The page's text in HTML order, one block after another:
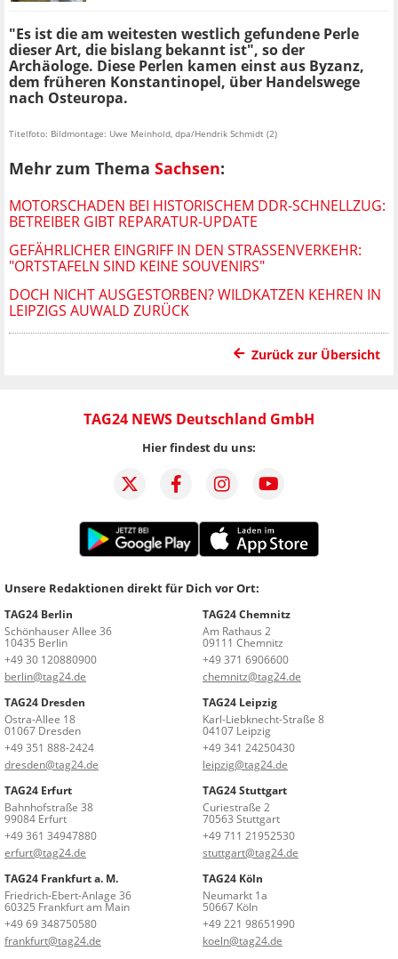
"Es ist die am weitesten westlich gefundene Perle
dieser Art, die bislang bekannt ist", so der
Archäologe. Diese Perlen kamen einst aus Byzanz,
dem früheren Konstantinopel, über Handelswege
nach Osteuropa.
Titelfoto: Bildmontage: Uwe Meinhold, dpa/Hendrik Schmidt (2)
Mehr zum Thema Sachsen:
MOTORSCHADEN BEI HISTORISCHEM DDR-SCHNELLZUG:
BETREIBER GIBT REPARATUR-UPDATE
GEFÄHRLICHER EINGRIFF IN DEN STRASSENVERKEHR: "
ORTSTAFELN SIND KEINE SOUVENIRS"
DOCH NICHT AUSGESTORBEN? WILDKATZEN KEHREN IN
LEIPZIGS AUWALD ZURÜCK
Zurück zur Übersicht
TAG24 NEWS Deutschland GmbH
Hier findest du uns:
Unsere Redaktionen direkt für Dich vor Ort:
TAG24 Berlin
Schönhauser Allee 36
10435 Berlin
+49 30 120880900
berlin@tag24.de
TAG24 Chemnitz
Am Rathaus 2
09111 Chemnitz
+49 371 6906600
chemnitz@tag24.de
TAG24 Dresden
Ostra-Allee 18
01067 Dresden
+49 351 888-2424
dresden@tag24.de
TAG24 Leipzig
Karl-Liebknecht-Straße 8
04107 Leipzig
+49 341 24250430
leipzig@tag24.de
TAG24 Erfurt
Bahnhofstraße 38
99084 Erfurt
+49 361 34947880
erfurt@tag24.de
TAG24 Stuttgart
Curiestraße 2
70563 Stuttgart
+49 711 21952530
stuttgart@tag24.de
TAG24 Frankfurt a. M.
Friedrich-Ebert-Anlage 36
60325 Frankfurt am Main
+49 69 348750580
frankfurt@tag24.de
TAG24 Köln
Neumarkt 1a
50667 Köln
+49 221 98651990
koeln@tag24.de